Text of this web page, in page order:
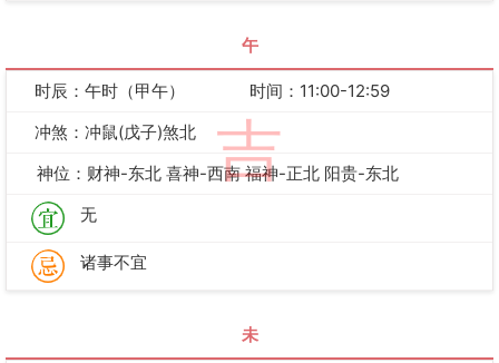
午
吉
时辰：午时（甲午）
时间：11:00-12:59
冲煞：冲鼠(戊子)煞北
神位：财神-东北 喜神-西南 福神-正北 阳贵-东北
无
诸事不宜
未